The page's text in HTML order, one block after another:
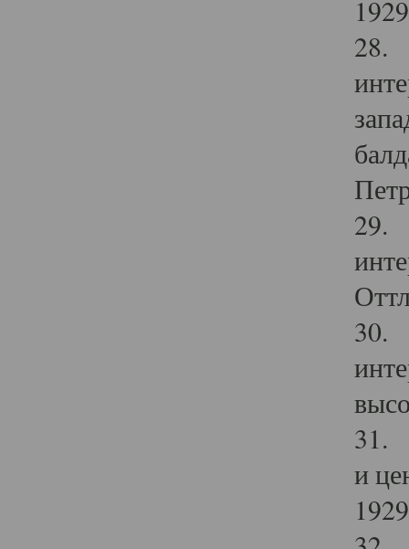
28.
29.
30.
31.
и